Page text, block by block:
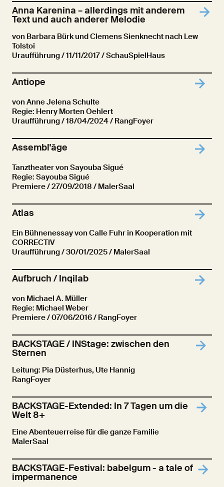
Anna Karenina – allerdings mit anderem
Text und auch anderer Melodie
von Barbara Bürk und Clemens Sienknecht nach Lew
Tolstoi
Uraufführung/ 11/11/2017 / SchauSpielHaus
Antiope
von Anne Jelena Schulte
Regie: Henry Morten Oehlert
Uraufführung/ 18/04/2024 / RangFoyer
Assembl'âge
Tanztheater von Sayouba Sigué
Regie: Sayouba Sigué
Premiere/ 27/09/2018 / MalerSaal
Atlas
Ein Bühnenessay von Calle Fuhr in Kooperation mit
CORRECTIV
Uraufführung/ 30/01/2025 / MalerSaal
Aufbruch / Inqilab
von Michael A. Müller
Regie: Michael Weber
Premiere/ 07/06/2016 / RangFoyer
BACKSTAGE / INStage: zwischen den
Sternen
Leitung: Pia Düsterhus, Ute Hannig
RangFoyer
BACKSTAGE-Extended: In 7 Tagen um die
Welt 8+
Eine Abenteuerreise für die ganze Familie
MalerSaal
BACKSTAGE-Festival: babelgum - a tale of
impermanence